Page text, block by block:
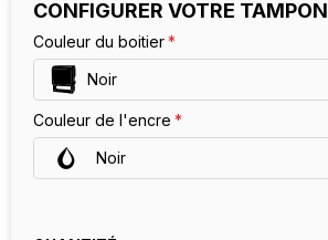
CONFIGURER VOTRE TAMPON
Couleur du boitier
Noir
Couleur de l'encre
Noir